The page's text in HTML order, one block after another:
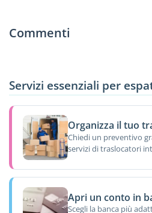
Commenti
Servizi essenziali per
Organizza il tuo
Chiedi un preventivo
servizi di traslocatori
Apri un conto in
Scegli la banca più